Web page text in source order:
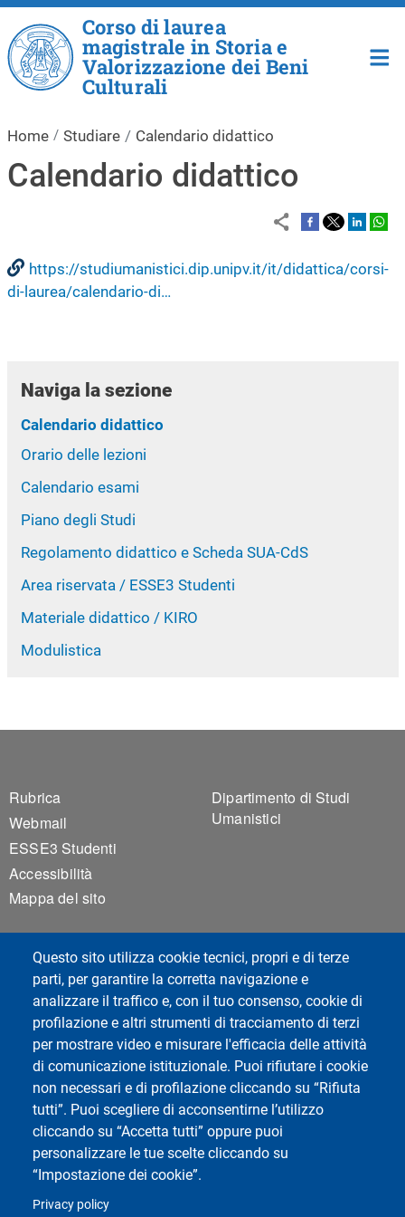
Salta al contenuto principale
Questo sito utilizza cookie tecnici, propri e di terze
parti, per garantire la corretta navigazione e
analizzare il traffico e, con il tuo consenso, cookie di
profilazione e altri strumenti di tracciamento di terzi
per mostrare video e misurare l'efficacia delle attività
di comunicazione istituzionale. Puoi rifiutare i cookie
non necessari e di profilazione cliccando su “Rifiuta
tutti”. Puoi scegliere di acconsentirne l’utilizzo
cliccando su “Accetta tutti” oppure puoi
personalizzare le tue scelte cliccando su
“Impostazione dei cookie”.
Privacy policy
Corso di laurea
magistrale in Storia e
Valorizzazione dei Beni
Culturali
Home Studiare Calendario didattico
Calendario didattico
https://studiumanistici.dip.unipv.it/it/didattica/corsi-
di-laurea/calendario-di…
Naviga la sezione
Calendario didattico
Orario delle lezioni
Calendario esami
Piano degli Studi
Regolamento didattico e Scheda SUA-CdS
Area riservata / ESSE3 Studenti
Materiale didattico / KIRO
Modulistica
Footer 1
Rubrica
Webmail
ESSE3 Studenti
Accessibilità
Mappa del sito
Footer 2
Dipartimento di Studi
Umanistici
News
Dipartimento di Studi Umanistici
Università di Pavia
Social di Ateneo